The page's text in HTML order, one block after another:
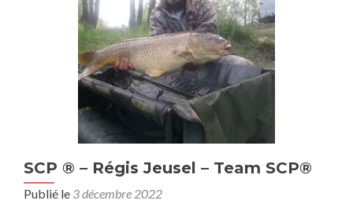
SCP ® – Régis Jeusel – Team SCP®
Publié le 3 décembre 2022